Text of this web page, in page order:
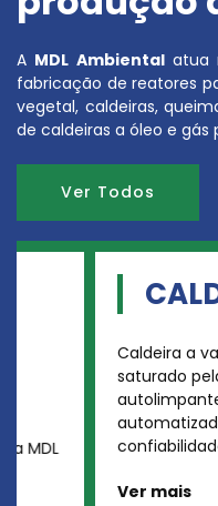
A MDL Ambientalatua
fabricação de reatores
vegetal, caldeiras,
de caldeiras a óleo e gás
Ver Todos
Caldeira a vapor MDL
saturado pela
autolimpantes,
automatizados
confiabilidade.